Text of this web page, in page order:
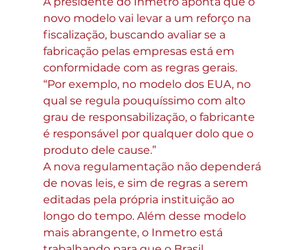
novo modelo vai levar a um reforço na
fiscalização, buscando avaliar se a
fabricação pelas empresas está em
conformidade com as regras gerais.
“Por exemplo, no modelo dos EUA, no
qual se regula pouquíssimo com alto
grau de responsabilização, o fabricante
é responsável por qualquer dolo que o
produto dele cause.”
A nova regulamentação não dependerá
de novas leis, e sim de regras a serem
editadas pela própria instituição ao
longo do tempo. Além desse modelo
mais abrangente, o Inmetro está